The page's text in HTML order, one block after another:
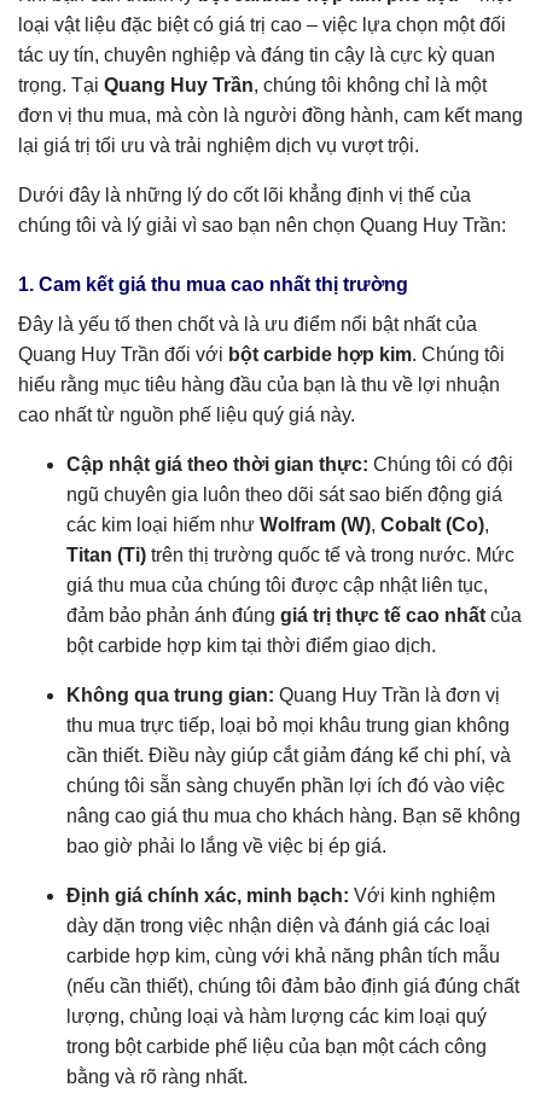
loại vật liệu đặc biệt có giá trị cao – việc lựa chọn một đối
tác uy tín, chuyên nghiệp và đáng tin cậy là cực kỳ quan
trọng. Tại Quang Huy Trần, chúng tôi không chỉ là một
đơn vị thu mua, mà còn là người đồng hành, cam kết mang
lại giá trị tối ưu và trải nghiệm dịch vụ vượt trội.
Dưới đây là những lý do cốt lõi khẳng định vị thế của
chúng tôi và lý giải vì sao bạn nên chọn Quang Huy Trần:
1. Cam kết giá thu mua cao nhất thị trường
Đây là yếu tố then chốt và là ưu điểm nổi bật nhất của
Quang Huy Trần đối với bột carbide hợp kim. Chúng tôi
hiểu rằng mục tiêu hàng đầu của bạn là thu về lợi nhuận
cao nhất từ nguồn phế liệu quý giá này.
Cập nhật giá theo thời gian thực: Chúng tôi có đội
ngũ chuyên gia luôn theo dõi sát sao biến động giá
các kim loại hiếm như Wolfram (W), Cobalt (Co),
Titan (Ti) trên thị trường quốc tế và trong nước. Mức
giá thu mua của chúng tôi được cập nhật liên tục,
đảm bảo phản ánh đúng giá trị thực tế cao nhất của
bột carbide hợp kim tại thời điểm giao dịch.
Không qua trung gian: Quang Huy Trần là đơn vị
thu mua trực tiếp, loại bỏ mọi khâu trung gian không
cần thiết. Điều này giúp cắt giảm đáng kể chi phí, và
chúng tôi sẵn sàng chuyển phần lợi ích đó vào việc
nâng cao giá thu mua cho khách hàng. Bạn sẽ không
bao giờ phải lo lắng về việc bị ép giá.
Định giá chính xác, minh bạch: Với kinh nghiệm
dày dặn trong việc nhận diện và đánh giá các loại
carbide hợp kim, cùng với khả năng phân tích mẫu
(nếu cần thiết), chúng tôi đảm bảo định giá đúng chất
lượng, chủng loại và hàm lượng các kim loại quý
trong bột carbide phế liệu của bạn một cách công
bằng và rõ ràng nhất.